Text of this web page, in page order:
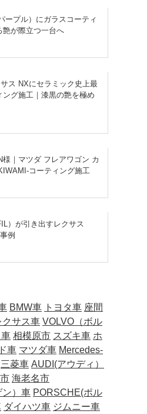
ープル）にガラスコーティ
艶が際立つ一台へ
サス NXにセラミック史上最
グ施工｜漆黒の艶を極め
様｜マツダ フレアワゴン カ
コーティング施工
）が引き出すレクサス
例
BMW車 トヨタ車 座間
クサス車 VOLVO（ボル
相模原市 スズキ車 ホ
車 マツダ車 Mercedes-
三菱車 AUDI(アウディ）
海老名市
ン）車 PORSCHE(ポル
ダイハツ車 ジムニー車